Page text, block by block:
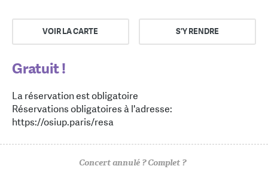
VOIR LA CARTE S'Y RENDRE
Gratuit !
La réservation est obligatoire
Réservations obligatoires à l'adresse:
https://osiup.paris/resa
Concert annulé ? Complet ?